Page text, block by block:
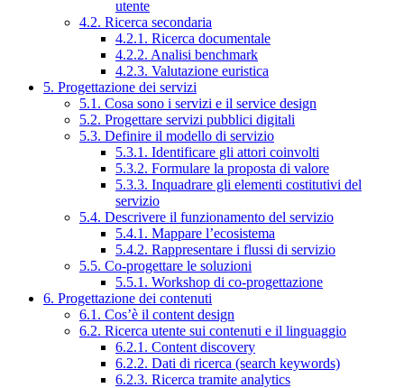
utente
4.2. Ricerca secondaria
4.2.1. Ricerca documentale
4.2.2. Analisi benchmark
4.2.3. Valutazione euristica
5. Progettazione dei servizi
5.1. Cosa sono i servizi e il service design
5.2. Progettare servizi pubblici digitali
5.3. Definire il modello di servizio
5.3.1. Identificare gli attori coinvolti
5.3.2. Formulare la proposta di valore
5.3.3. Inquadrare gli elementi costitutivi del
servizio
5.4. Descrivere il funzionamento del servizio
5.4.1. Mappare l’ecosistema
5.4.2. Rappresentare i flussi di servizio
5.5. Co-progettare le soluzioni
5.5.1. Workshop di co-progettazione
6. Progettazione dei contenuti
6.1. Cos’è il content design
6.2. Ricerca utente sui contenuti e il linguaggio
6.2.1. Content discovery
6.2.2. Dati di ricerca (search keywords)
6.2.3. Ricerca tramite analytics